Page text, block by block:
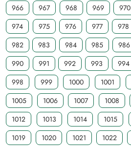
966
967 968 969 970
974
975 976 977 978
982
983 984 985 986
990
991 992 993 994
998
999 1000 1001
1005
1006 1007 1008
1012
1013 1014 1015
1019
1020 1021 1022